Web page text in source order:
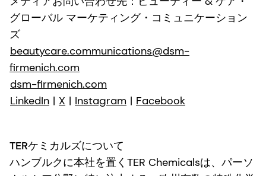
グローバル マーケティング・コミュニケーション
ズ
beautycare.communications@dsm-
firmenich.com
dsm-firmenich.com
LinkedIn | X | Instagram | Facebook
TERケミカルズについて
ハンブルクに本社を置くTER Chemicalsは、パーソ